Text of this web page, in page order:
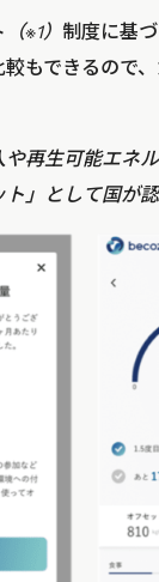
（※1） 制度に基
もできるので
再生可能エネ
」として国が